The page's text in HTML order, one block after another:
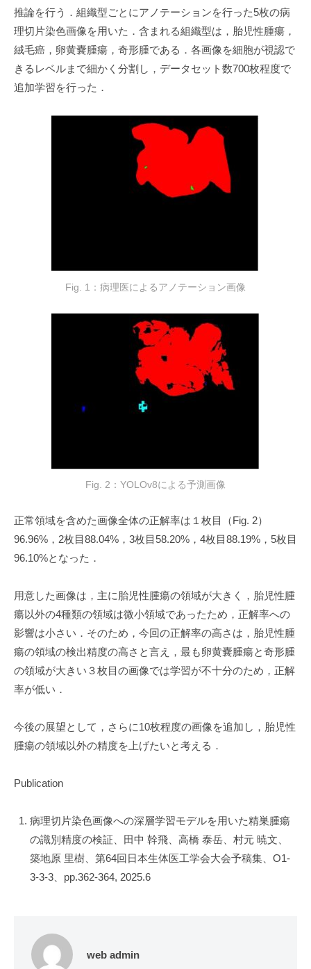
推論を行う．組織型ごとにアノテーションを行った5枚の病
理切片染色画像を用いた．含まれる組織型は，胎児性腫瘍，
絨毛癌，卵黄嚢腫瘍，奇形腫である．各画像を細胞が視認で
きるレベルまで細かく分割し，データセット数700枚程度で
追加学習を行った．
Fig. 1：病理医によるアノテーション画像
Fig. 2：YOLOv8による予測画像
正常領域を含めた画像全体の正解率は１枚目（Fig. 2）
96.96% ， 2枚目88.04% ， 3枚目 58.20% ， 4枚目88.19% ， 5枚目
96.10%となった．
用意した画像は，主に胎児性腫瘍の領域が大きく，胎児性腫
瘍以外の4種類の領域は微小領域であったため，正解率への
影響は小さい．そのため，今回の正解率の高さは，胎児性腫
瘍の領域の検出精度の高さと言え，最も卵黄嚢腫瘍と奇形腫
の領域が大きい３枚目の画像では学習が不十分のため，正解
率が低い．
今後の展望として，さらに10枚程度の画像を追加し，胎児性
腫瘍の領域以外の精度を上げたいと考える．
Publication
病理切片染色画像への深層学習モデルを用いた精巣腫瘍
の識別精度の検証、田中 幹飛、高橋 泰岳、村元 暁文、
築地原 里樹、第64回日本生体医工学会大会予稿集、O1-
3-3-3、pp.362-364, 2025.6
web admin